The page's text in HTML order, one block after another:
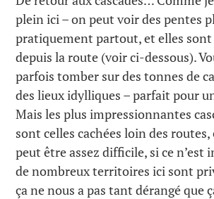
plein ici – on peut voir des pentes
pratiquement partout, et elles sont
depuis la route (voir ci-dessous).
parfois tomber sur des tonnes de
des lieux idylliques – parfait pour
Mais les plus impressionnantes
sont celles cachées loin des routes,
peut être assez difficile, si ce n’est
de nombreux territoires ici sont
ça ne nous a pas tant dérangé que